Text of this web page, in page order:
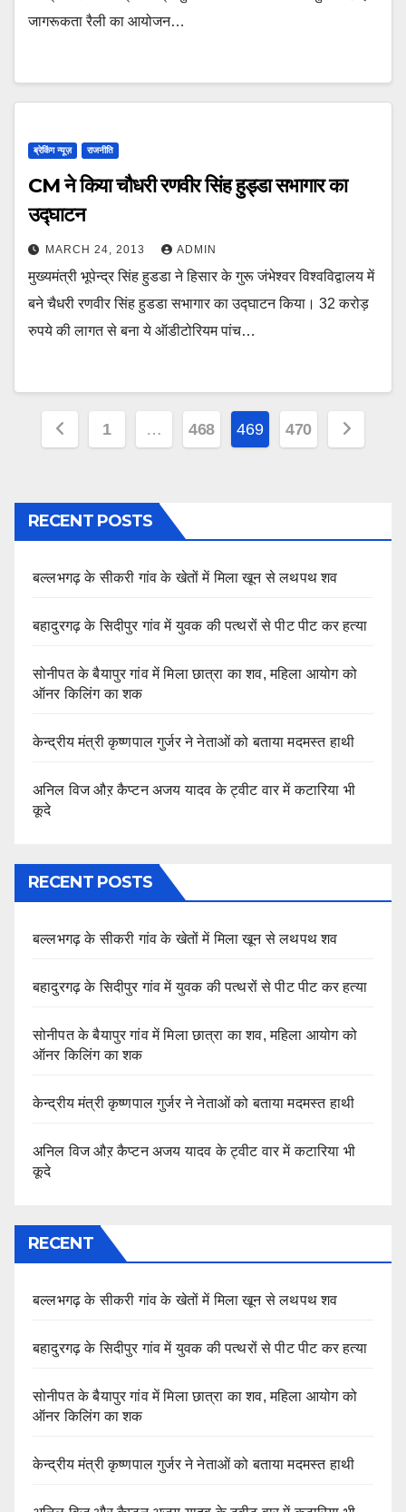
जागरूकता रैली का आयोजन…
ब्रेकिंग न्यूज़ राजनीति
CM ने किया चौधरी रणवीर सिंह हुड्डा सभागार का
उद्घाटन
MARCH 24, 2013 ADMIN
मुख्यमंत्री भूपेन्द्र सिंह हुडडा ने हिसार के गुरू जंभेश्वर विश्वविद्वालय में
बने चैधरी रणवीर सिंह हुडडा सभागार का उद्घाटन किया। 32 करोड़
रुपये की लागत से बना ये ऑडीटोरियम पांच…
Posts
1 … 468 469 470
RECENT POSTS
बल्लभगढ़ के सीकरी गांव के खेतों में मिला खून से लथपथ शव
बहादुरगढ़ के सिदीपुर गांव में युवक की पत्थरों से पीट पीट कर हत्या
सोनीपत के बैयापुर गांव में मिला छात्रा का शव, महिला आयोग को
ऑनर किलिंग का शक
केन्द्रीय मंत्री कृष्णपाल गुर्जर ने नेताओं को बताया मदमस्त हाथी
अनिल विज औऱ कैप्टन अजय यादव के ट्वीट वार में कटारिया भी
कूदे
RECENT POSTS
बल्लभगढ़ के सीकरी गांव के खेतों में मिला खून से लथपथ शव
बहादुरगढ़ के सिदीपुर गांव में युवक की पत्थरों से पीट पीट कर हत्या
सोनीपत के बैयापुर गांव में मिला छात्रा का शव, महिला आयोग को
ऑनर किलिंग का शक
केन्द्रीय मंत्री कृष्णपाल गुर्जर ने नेताओं को बताया मदमस्त हाथी
अनिल विज औऱ कैप्टन अजय यादव के ट्वीट वार में कटारिया भी
कूदे
RECENT
बल्लभगढ़ के सीकरी गांव के खेतों में मिला खून से लथपथ शव
बहादुरगढ़ के सिदीपुर गांव में युवक की पत्थरों से पीट पीट कर हत्या
सोनीपत के बैयापुर गांव में मिला छात्रा का शव, महिला आयोग को
ऑनर किलिंग का शक
केन्द्रीय मंत्री कृष्णपाल गुर्जर ने नेताओं को बताया मदमस्त हाथी